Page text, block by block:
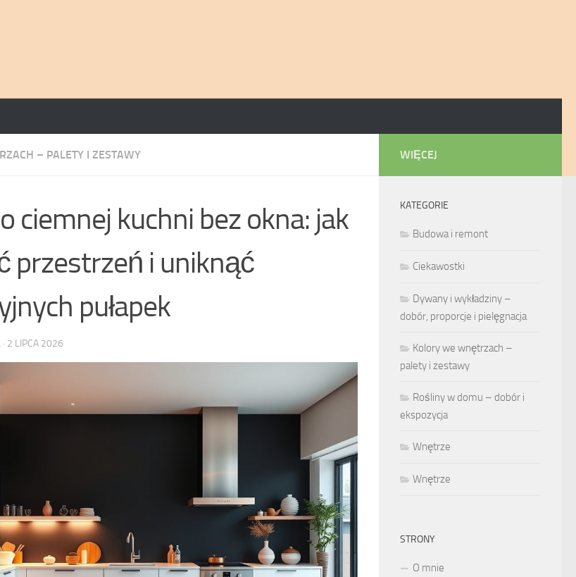
– PALETY I ZESTAWY
ciemnej kuchni bez okna: jak
przestrzeń i uniknąć
pułapek
· 2 LIPCA 2026
WIĘCEJ
KATEGORIE
Budowa i remont
Ciekawostki
Dywany i wykładziny –
dobór, proporcje i pielęgnacja
Kolory we wnętrzach –
palety i zestawy
Rośliny w domu – dobór i
ekspozycja
Wnętrze
Wnętrze
STRONY
O mnie